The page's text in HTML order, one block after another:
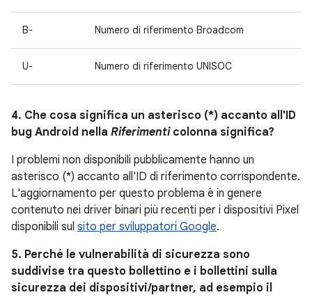
B- Numero di riferimento Broadcom
U- Numero di riferimento UNISOC
4. Che cosa significa un asterisco (*) accanto all'ID
bug Android nella Riferimenticolonna significa?
I problemi non disponibili pubblicamente hanno un
asterisco (*) accanto all'ID di riferimento corrispondente.
L'aggiornamento per questo problema è in genere
contenuto nei driver binari più recenti per i dispositivi Pixel
disponibili sul sito per sviluppatori Google.
5. Perché le vulnerabilità di sicurezza sono
suddivise tra questo bollettino e i bollettini sulla
sicurezza dei dispositivi/partner, ad esempio il